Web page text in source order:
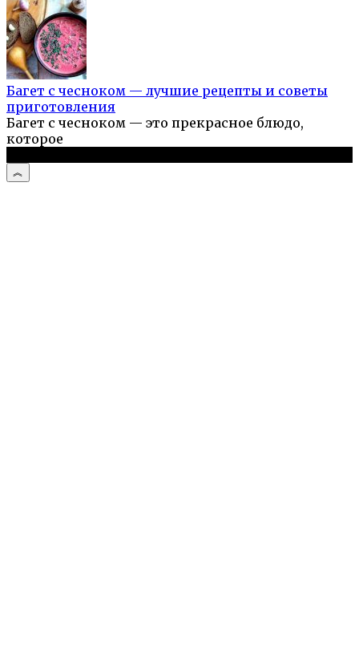
Багет с чесноком — лучшие рецепты и советы
приготовления
Багет с чесноком — это прекрасное блюдо,
которое